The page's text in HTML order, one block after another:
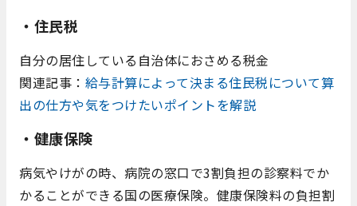
・住民税
自分の居住している自治体におさめる税金
関連記事： 給与計算によって決まる住民税について算
出の仕方や気をつけたいポイントを解説
・健康保険
病気やけがの時、病院の窓口で3割負担の診察料でか
かることができる国の医療保険。健康保険料の負担割